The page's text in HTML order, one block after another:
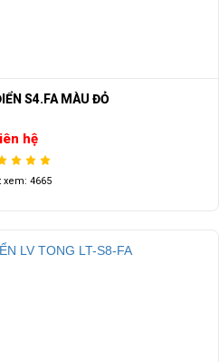
S4.FA MÀU ĐỎ
hệ
xem: 4665